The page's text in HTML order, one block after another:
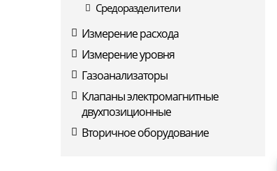
Средоразделители
Измерение расхода
Измерение уровня
Газоанализаторы
Клапаны электромагнитные
двухпозиционные
Вторичное оборудование